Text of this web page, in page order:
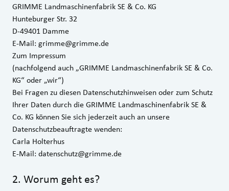
GRIMME Landmaschinenfabrik SE & Co. KG
Hunteburger Str. 32
D-49401 Damme
E-Mail: grimme@grimme.de
Zum Impressum
(nachfolgend auch „GRIMME Landmaschinenfabrik SE & Co.
KG“ oder „wir“)
Bei Fragen zu diesen Datenschutzhinweisen oder zum Schutz
Ihrer Daten durch die GRIMME Landmaschinenfabrik SE &
Co. KG können Sie sich jederzeit auch an unsere
Datenschutzbeauftragte wenden:
Carla Holterhus
E‑Mail: datenschutz@grimme.de
2. Worum geht es?